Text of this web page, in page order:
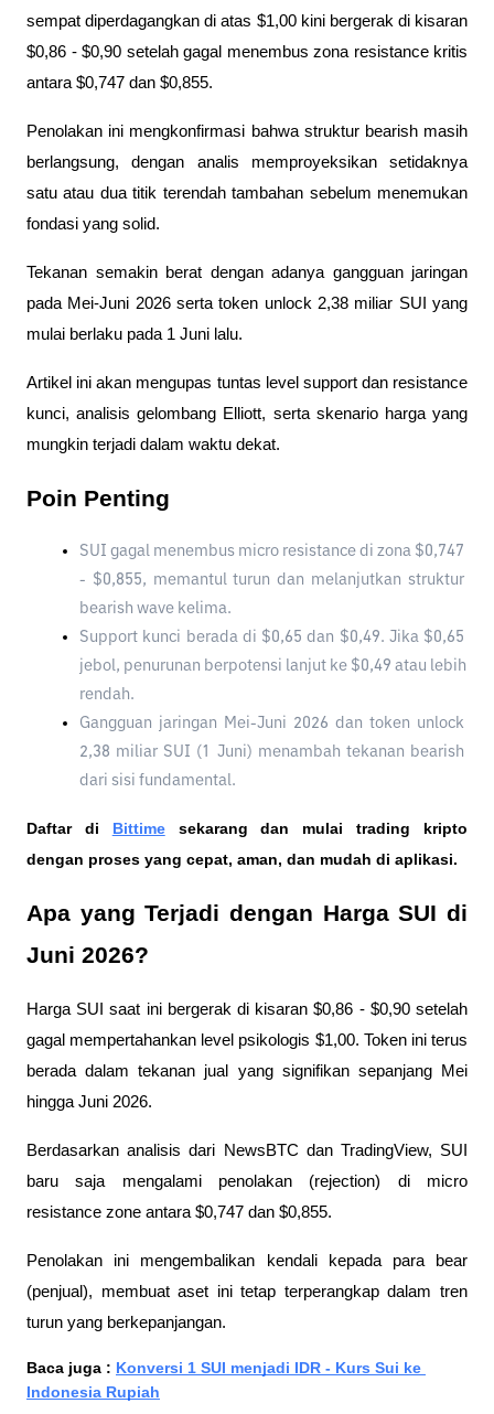
sempat diperdagangkan di atas $1,00 kini bergerak di kisaran
$0,86 - $0,90 setelah gagal menembus zona resistance kritis
antara $0,747 dan $0,855.
Penolakan ini mengkonfirmasi bahwa struktur bearish masih
berlangsung, dengan analis memproyeksikan setidaknya
satu atau dua titik terendah tambahan sebelum menemukan
fondasi yang solid.
Tekanan semakin berat dengan adanya gangguan jaringan
pada Mei-Juni 2026 serta token unlock 2,38 miliar SUI yang
mulai berlaku pada 1 Juni lalu.
Artikel ini akan mengupas tuntas level support dan resistance
kunci, analisis gelombang Elliott, serta skenario harga yang
mungkin terjadi dalam waktu dekat.
Poin Penting
SUI gagal menembus micro resistance di zona $0,747
- $0,855, memantul turun dan melanjutkan struktur
bearish wave kelima.
Support kunci berada di $0,65 dan $0,49. Jika $0,65
jebol, penurunan berpotensi lanjut ke $0,49 atau lebih
rendah.
Gangguan jaringan Mei-Juni 2026 dan token unlock
2,38 miliar SUI (1 Juni) menambah tekanan bearish
dari sisi fundamental.
Daftar di Bittime sekarang dan mulai trading kripto
dengan proses yang cepat, aman, dan mudah di aplikasi.
Apa yang Terjadi dengan Harga SUI di
Juni 2026?
Harga SUI saat ini bergerak di kisaran $0,86 - $0,90 setelah
gagal mempertahankan level psikologis $1,00. Token ini terus
berada dalam tekanan jual yang signifikan sepanjang Mei
hingga Juni 2026.
Berdasarkan analisis dari NewsBTC dan TradingView, SUI
baru saja mengalami penolakan (rejection) di micro
resistance zone antara $0,747 dan $0,855.
Penolakan ini mengembalikan kendali kepada para bear
(penjual), membuat aset ini tetap terperangkap dalam tren
turun yang berkepanjangan.
Baca juga : Konversi 1 SUI menjadi IDR - Kurs Sui ke
Indonesia Rupiah